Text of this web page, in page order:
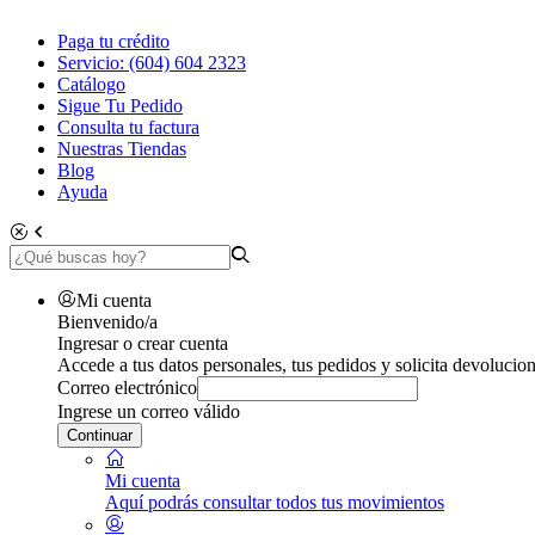
Paga tu crédito
Servicio: (604) 604 2323
Catálogo
Sigue Tu Pedido
Consulta tu factura
Nuestras Tiendas
Blog
Ayuda
Mi cuenta
Bienvenido/a
Ingresar o crear cuenta
Accede a tus datos personales, tus pedidos y solicita
Correo electrónico
Ingrese un correo válido
Continuar
Mi cuenta
Aquí podrás consultar todos tus movimientos